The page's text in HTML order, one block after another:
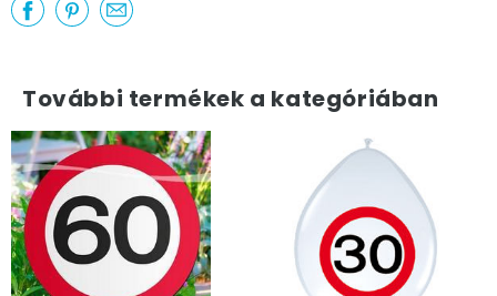
További termékek a kategóriában